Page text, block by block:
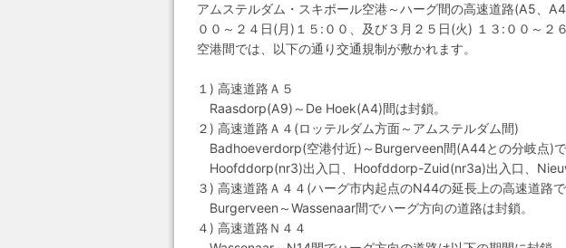
アムステルダム・スキポール空港～ハーグ間の高速道路(A5、
００～２４日(月)１５:００、及び３月２５日(火) １３:００～
空港間では、以下の通り交通規制が敷かれます。
１) 高速道路Ａ５
Raasdorp(A9)～De Hoek(A4)間は封鎖。
２) 高速道路Ａ４(ロッテルダム方面～アムステルダム間)
Badhoeverdorp(空港付近)～Burgerveen間(A44との分岐点)で
Hoofddorp(nr3)出入口、Hoofddorp-Zuid(nr3a)出入口、
３) 高速道路Ａ４４(ハーグ市内起点のN44の延長上の高速道路
Burgerveen～Wassenaar間でハーグ方向の道路は封鎖。
４) 高速道路Ｎ４４